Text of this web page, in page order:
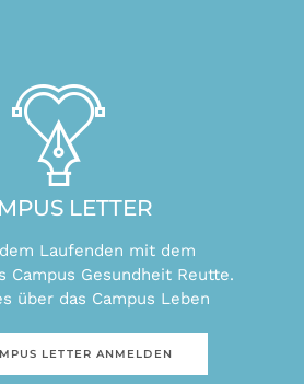
LETTER
Laufenden mit dem
Campus Gesundheit Reutte.
über das Campus Leben
LETTER ANMELDEN